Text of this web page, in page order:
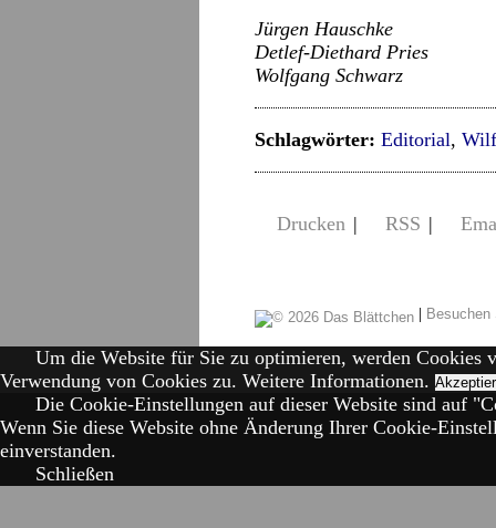
Jürgen Hauschke
Detlef-Diethard Pries
Wolfgang Schwarz
Schlagwörter: Editorial,
Drucken | RSS |
|
Um die Website für Sie zu optimieren, werden Cookies
Verwendung von Cookies zu. Weitere Informationen.
Die Cookie-Einstellungen auf dieser Website sind auf
Wenn Sie diese Website ohne Änderung Ihrer Cookie-
einverstanden.
Schließen